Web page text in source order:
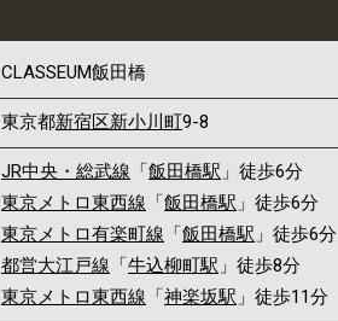
CLASSEUM飯田橋
東京都新宿区新小川町9-8
JR中央・総武線 「飯田橋駅 」徒歩6分
東京メトロ東西線 「飯田橋駅 」徒歩6分
東京メトロ有楽町線 「飯田橋駅 」徒歩6分
都営大江戸線 「牛込柳町駅 」徒歩8分
東京メトロ東西線 「神楽坂駅 」徒歩11分